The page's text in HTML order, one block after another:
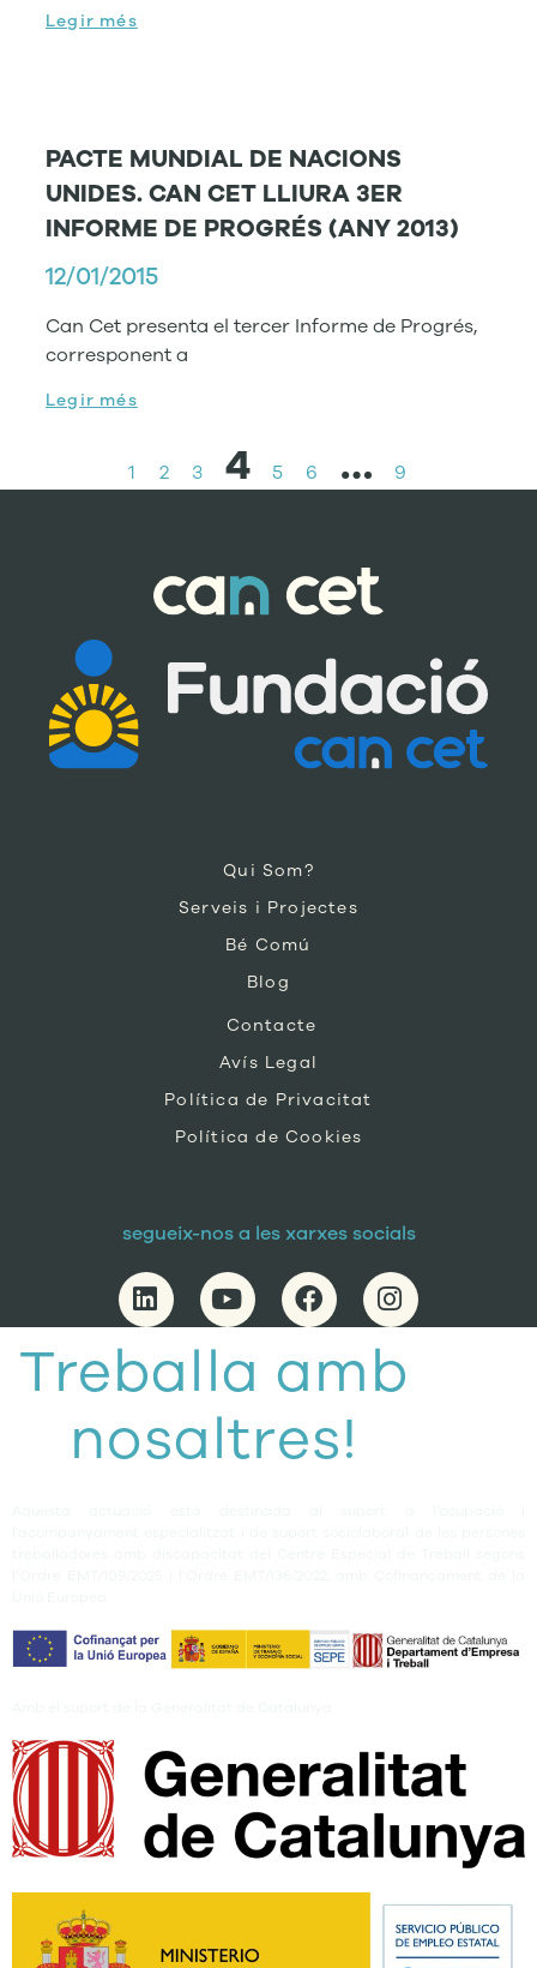
Legir més
PACTE MUNDIAL DE NACIONS
UNIDES. CAN CET LLIURA 3ER
INFORME DE PROGRÉS (ANY 2013)
12/01/2015
Can Cet presenta el tercer Informe de Progrés,
corresponent a
Legir més
1 2 3 4 5 6 … 9
Qui Som?
Serveis i Projectes
Bé Comú
Blog
Contacte
Avís Legal
Política de Privacitat
Política de Cookies
segueix-nos a les xarxes socials
Treballa amb
nosaltres!